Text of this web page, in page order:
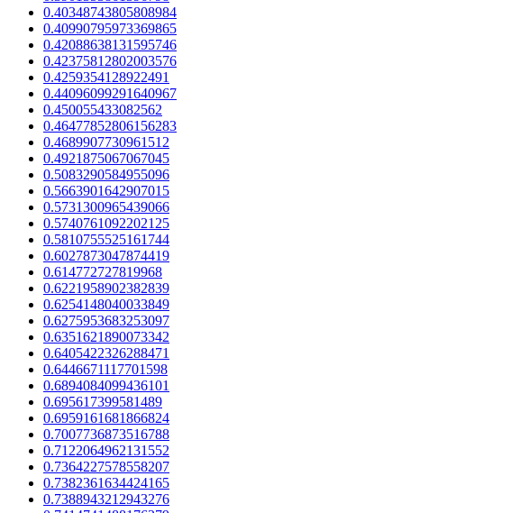
0.40348743805808984
0.40990795973369865
0.42088638131595746
0.42375812802003576
0.4259354128922491
0.44096099291640967
0.450055433082562
0.46477852806156283
0.4689907730961512
0.4921875067067045
0.5083290584955096
0.5663901642907015
0.5731300965439066
0.5740761092202125
0.5810755525161744
0.6027873047874419
0.614772727819968
0.6221958902382839
0.6254148040033849
0.6275953683253097
0.6351621890073342
0.6405422326288471
0.6446671117701598
0.6894084099436101
0.695617399581489
0.6959161681866824
0.7007736873516788
0.7122064962131552
0.7364227578558207
0.7382361634424165
0.7388943212943276